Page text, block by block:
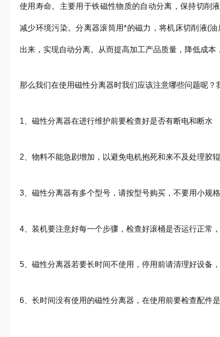
使用寿命。主要用于铁磁性物质的自动分离，保持切削
减少环境污染。分离器滚筒用*的磁力，将机床切削液(
出来，实现自动分离。从而提高加工产品质量，降低成本
那么我们在使用磁性分离器时我们应该注意哪些问题呢？
1、磁性分离器在进行维护前要检查好是否有断电和断水
2、物料不能急剧增加，以避免电机抱死和来不及处理胶
3、磁性分离器有多个型号，请按型号购买，不要用小规
4、装机要注意好每一个步骤，检查好滚桶是否运行正常
5、磁性分离器若要长时间不使用，停用前请清理好设备
6、长时间没有使用的磁性分离器，在使用前要检查配件